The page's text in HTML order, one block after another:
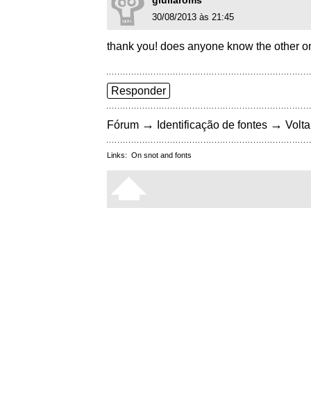
30/08/2013 às 21:45
thank you! does anyone know the other
Responder
Fórum → Identificação de fontes →
Links: On snot and fonts